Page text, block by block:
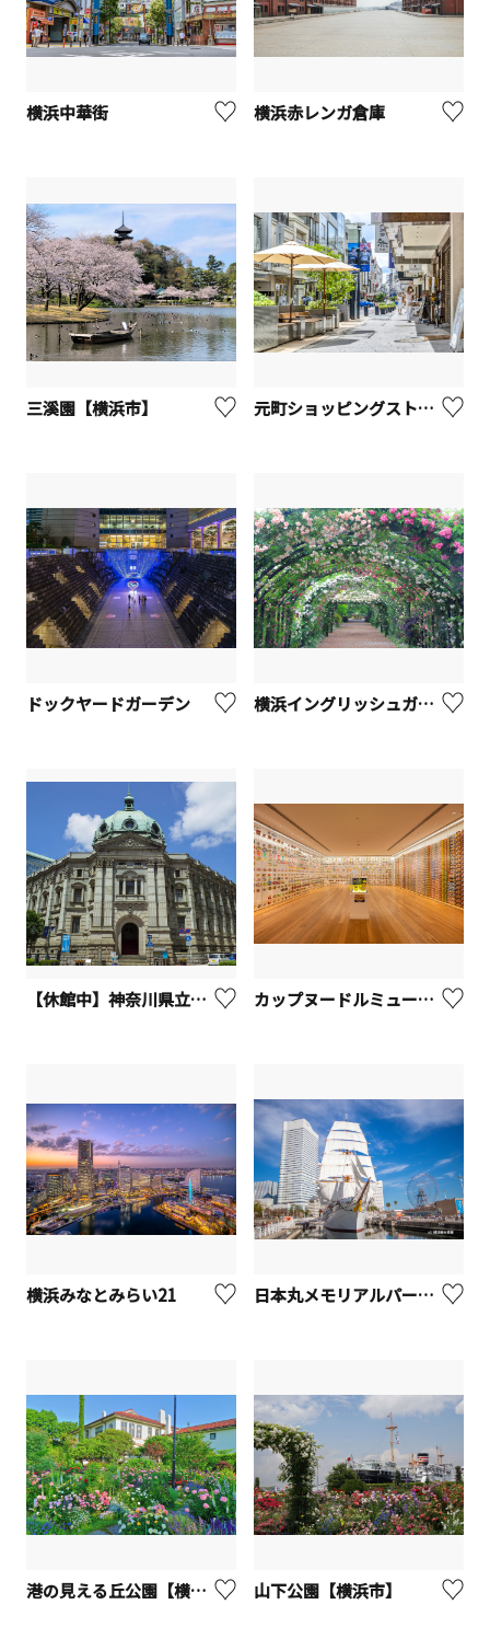
横浜中華街 横浜赤レンガ倉庫
三溪園【横浜市】 元町ショッピングストリート【横浜市】
ドックヤードガーデン 横浜イングリッシュガーデン【横浜市】
【休館中】神奈川県立歴史博物館 カップヌードルミュージアム 横浜【横浜市】
横浜みなとみらい21 日本丸メモリアルパーク（帆船日本丸・横浜みなと博物館）
港の見える丘公園【横浜市】 山下公園【横浜市】